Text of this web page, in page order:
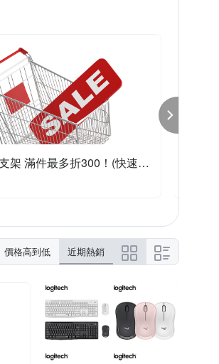
螢幕/掛燈/支架 滿件最多折300！(快速到貨)
價格高到低 近期熱銷